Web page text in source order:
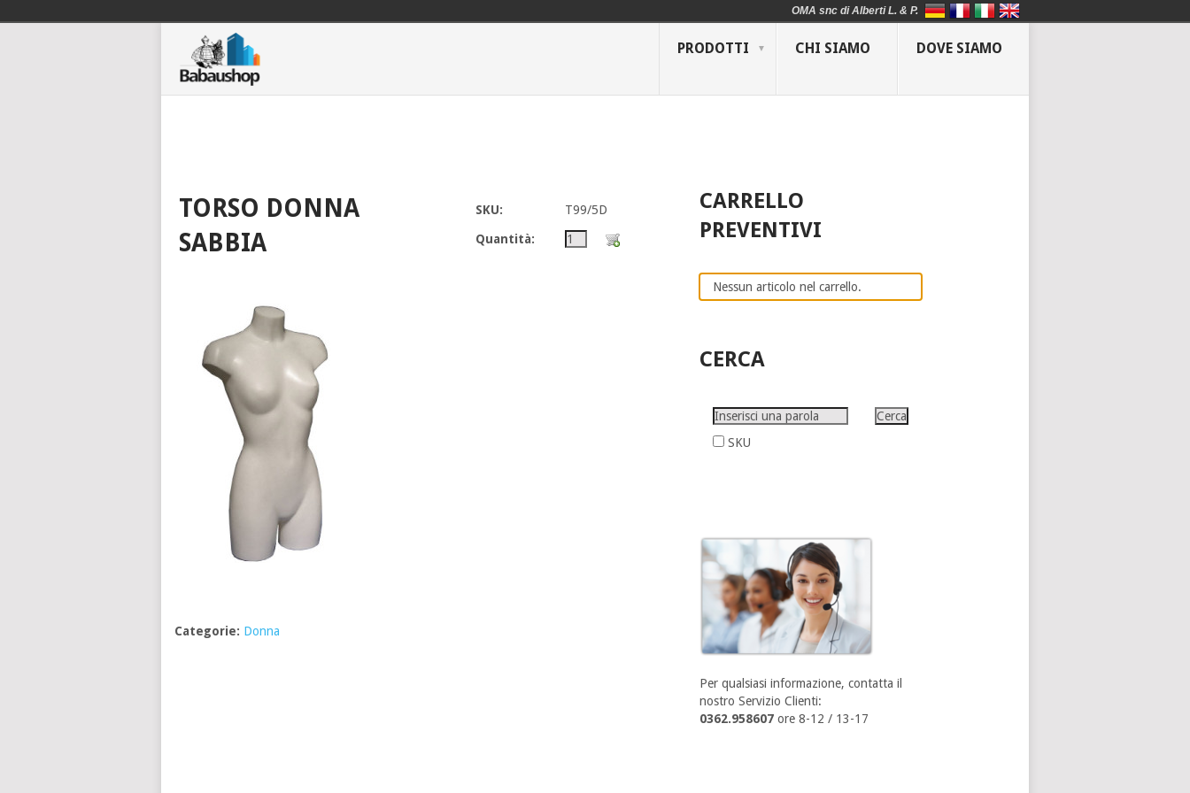
PRODOTTI CHI SIAMO DOVE SIAMO
TORSO DONNA
SABBIA
SKU: T99/5D
Quantità:
Categorie: Donna
CARRELLO
PREVENTIVI
Nessun articolo nel carrello.
CERCA
SKU
Per qualsiasi informazione, contatta il
nostro Servizio Clienti:
0362.958607 ore 8-12 / 13-17
OMA snc di Alberti L. & P.